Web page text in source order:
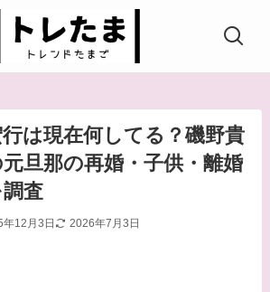
は現在何してる？磯野貴
旦那の再婚・子供・離婚
査
年12月3日 2026年7月3日